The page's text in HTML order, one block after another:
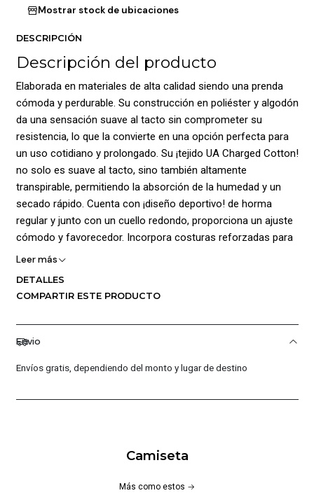
Mostrar stock de ubicaciones
DESCRIPCIÓN
Descripción del producto
Elaborada en materiales de alta calidad siendo una prenda
cómoda y perdurable. Su construcción en poliéster y algodón
da una sensación suave al tacto sin comprometer su
resistencia, lo que la convierte en una opción perfecta para
un uso cotidiano y prolongado. Su ¡tejido UA Charged Cotton!
no solo es suave al tacto, sino también altamente
transpirable, permitiendo la absorción de la humedad y un
secado rápido. Cuenta con ¡diseño deportivo! de horma
regular y junto con un cuello redondo, proporciona un ajuste
cómodo y favorecedor. Incorpora costuras reforzadas para
maximizar la durabilidad de la prenda, asegurando que se
un toque de sofisticación y originalidad a la prenda,
permitiendo que destaque en cualquier ocasión.
Leer más
DETALLES
COMPARTIR ESTE PRODUCTO
Envio
Envíos gratis, dependiendo del monto y lugar de destino
Camiseta
Más como estos